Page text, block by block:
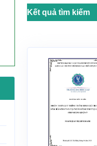
Kết quả tìm kiếm